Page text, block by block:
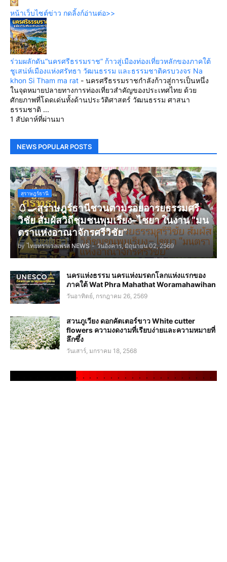
หน้าเว็บไซต์ข่าว กดลิ้งก์อ่านต่อ>>
ร่วมผลักดัน“นครศรีธรรมราช” ก้าวสู่เมืองท่องเที่ยวหลักของภาคใต้
ชูเสน่ห์เมืองแห่งศรัทธา วัฒนธรรม และธรรมชาติครบวงจร Na
khon Si Tham ma rat - นครศรีธรรมราชกำลังก้าวสู่การเป็นหนึ่ง
ในจุดหมายปลายทางการท่องเที่ยวสำคัญของประเทศไทย ด้วย
ศักยภาพที่โดดเด่นทั้งด้านประวัติศาสตร์ วัฒนธรรม ศาสนา
ธรรมชาติ ...
1 สัปดาห์ที่ผ่านมา
NEWS POPULAR POSTS
สุราษฎร์ธานี
🥚🍳สุราษฎร์ธานีชวนตามรอยอารยธรรมศรี
วิชัย สัมผัสวิถีชุมชนพุมเรียง–ไชยา ในงาน “มน
ตราแห่งอาณาจักรศรีวิชัย”
by ไทยทราเวลเพรส NEWS - วันอังคาร, มิถุนายน 02, 2569
นครแห่งธรรม นครแห่งมรดกโลกแห่งแรกของ
ภาคใต้ Wat Phra Mahathat Woramahawihan
วันอาทิตย์, กรกฎาคม 26, 2569
สวนภูเวียง ดอกคัตเตอร์ขาว White cutter
flowers ความงดงามที่เรียบง่ายและความหมายที่
ลึกซึ้ง
วันเสาร์, มกราคม 18, 2568
. . . . . . . . . . . . . . . . . . . .